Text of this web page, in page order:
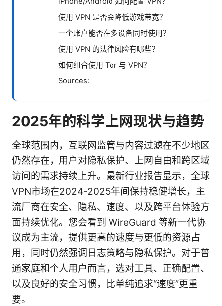
使用 VPN 是否会降低游戏带宽？
一个账户能否在多设备同时使用？
使用 VPN 的法律风险有哪些？
如何组合使用 Tor 与 VPN？
Sources:
2025年的科学上网现状与趋势
全球范围内，互联网监管与内容过滤在不少地区
仍然存在，用户对隐私保护、上网自由和跨区域
访问的需求持续上升。最新行业报告显示，全球
VPN市场在2024-2025年间保持稳健增长，主
流厂商在安全、隐私、速度、以及跨平台体验方
面持续优化。您会看到 WireGuard 等新一代协
议成为主流，提供更高的速度与更低的资源占
用，同时仍然强调日志策略与隐私保护。对于普
通家庭和个人用户而言，选对工具、正确配置、
以及良好的安全习惯，比单纯追求“速度”更重
要。